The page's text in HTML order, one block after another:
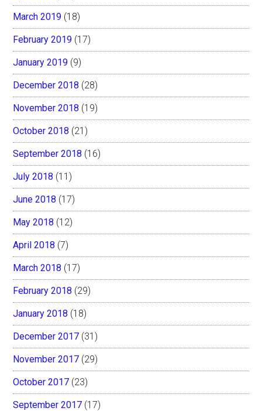
March 2019 (18)
February 2019 (17)
January 2019 (9)
December 2018 (28)
November 2018 (19)
October 2018 (21)
September 2018 (16)
July 2018 (11)
June 2018 (17)
May 2018 (12)
April 2018 (7)
March 2018 (17)
February 2018 (29)
January 2018 (18)
December 2017 (31)
November 2017 (29)
October 2017 (23)
September 2017 (17)